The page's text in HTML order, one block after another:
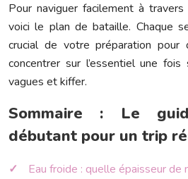
Pour naviguer facilement à
voici le plan de bataille. Chaque
crucial de votre préparation pour
concentrer sur l’essentiel une
vagues et kiffer.
Sommaire : Le
débutant pour un trip
Eau froide : quelle épaisseur de